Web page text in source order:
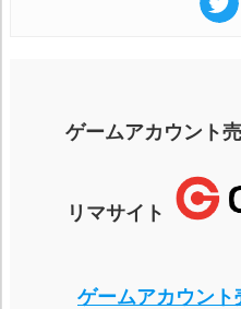
ゲームアカウント
リマサイト
ゲームアカウント